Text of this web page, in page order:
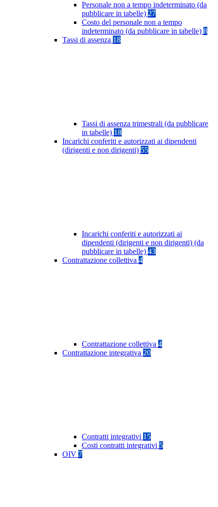
Personale non a tempo indeterminato (da
pubblicare in tabelle) 27
Costo del personale non a tempo
indeterminato (da pubblicare in tabelle) 8
Tassi di assenza 18
Tassi di assenza trimestrali (da pubblicare
in tabelle) 18
Incarichi conferiti e autorizzati ai dipendenti
(dirigenti e non dirigenti) 55
Incarichi conferiti e autorizzati ai
dipendenti (dirigenti e non dirigenti) (da
pubblicare in tabelle) 43
Contrattazione collettiva 4
Contrattazione collettiva 4
Contrattazione integrativa 20
Contratti integrativi 15
Costi contratti integrativi 5
OIV 7